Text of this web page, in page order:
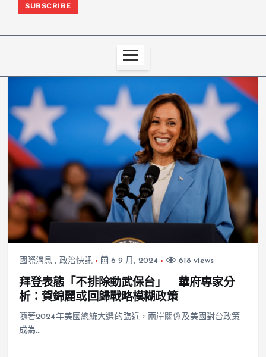
SUBSCRIBE
國際消息 , 政治快訊 6 9 月, 2024 618 views
拜登表態「不排除動武保台」 華府專家分
析：賀錦麗或回歸戰略模糊政策
隨著2024年美國總統大選的臨近，兩岸關係及美國對台政策
成為…